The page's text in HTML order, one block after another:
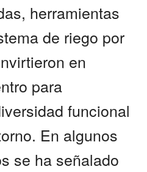
herramientas
de riego por
en
para
funcional
En algunos
se ha señalado